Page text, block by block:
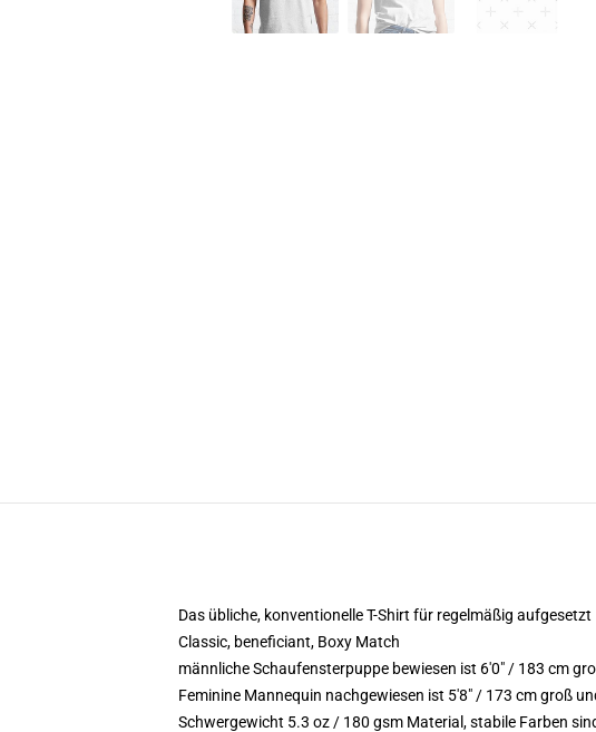
Das übliche, konventionelle T-Shirt für regelmäßig aufgesetzt
Classic, beneficiant, Boxy Match
männliche Schaufensterpuppe bewiesen ist 6'0" / 183 cm
Feminine Mannequin nachgewiesen ist 5'8" / 173 cm groß
Schwergewicht 5.3 oz / 180 gsm Material, stabile Farben